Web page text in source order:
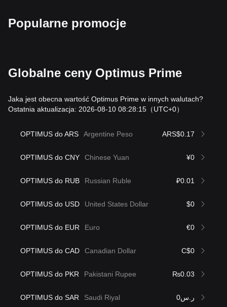
Popularne promocje
Globalne ceny Optimus Prime
Jaka jest obecna wartość Optimus Prime w innych walutach?
Ostatnia aktualizacja: 2026-08-10 08:28:15 （UTC+0）
OPTIMUS do ARS Argentine Peso ARS$0.17
OPTIMUS do CNY Chinese Yuan ¥0
OPTIMUS do RUB Russian Ruble ₽0.01
OPTIMUS do USD United States Dollar $0
OPTIMUS do EUR Euro €0
OPTIMUS do CAD Canadian Dollar C$0
OPTIMUS do PKR Pakistani Rupee ₨0.03
OPTIMUS do SAR Saudi Riyal ر.س0